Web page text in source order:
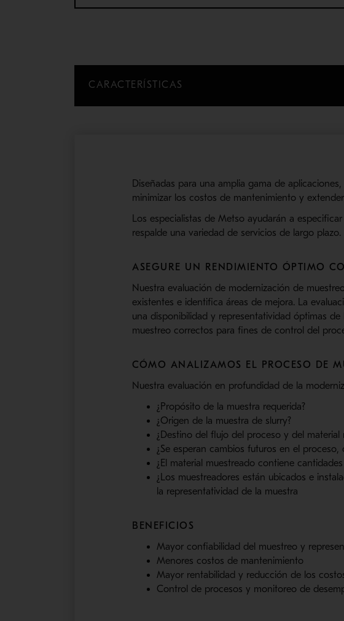
CARACTERÍSTICAS
Diseñadas para una amplia gama de
minimizar los costos de mantenimiento y
Los especialistas de Metso ayudarán a
respalde una variedad de servicios de largo plazo.
ASEGURE UN RENDIMIENTO ÓPTIMO
Nuestra evaluación de modernización de
existentes e identifica áreas de mejora. La
una disponibilidad y representatividad óptimas
muestreo correctos para fines de control del
CÓMO ANALIZAMOS EL PROCESO DE
Nuestra evaluación en profundidad de la
¿Propósito de la muestra requerida?
¿Origen de la muestra de slurry?
¿Destino del flujo del proceso y del material
¿Se esperan cambios futuros en el
¿El material muestreado contiene
¿Los muestreadores están ubicados e
la representatividad de la muestra
BENEFICIOS
Mayor confiabilidad del muestreo y
Menores costos de mantenimiento
Mayor rentabilidad y reducción de los
Control de procesos y monitoreo de